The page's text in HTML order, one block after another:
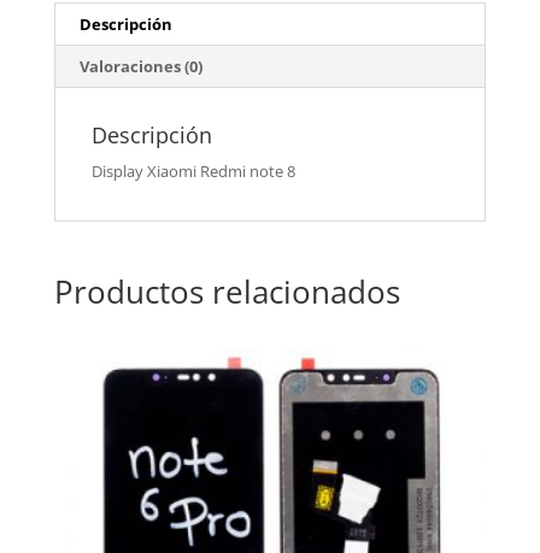
Descripción
Valoraciones (0)
Descripción
Display Xiaomi Redmi note 8
Productos relacionados